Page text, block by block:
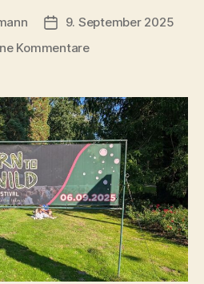
Beitragsdatum
9. September 2025
Kommentarezu
be
Wild
2025